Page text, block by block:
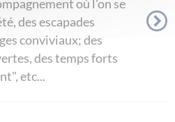
où l'on se
des escapades
conviviaux; des
des temps forts
etc...